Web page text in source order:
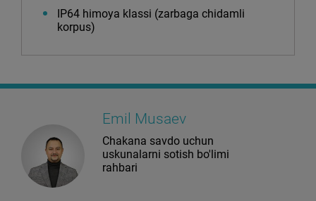
IP64 himoya klassi (zarbaga chidamli
korpus)
Emil Musaev
Chakana savdo uchun
uskunalarni sotish bo'limi
rahbari